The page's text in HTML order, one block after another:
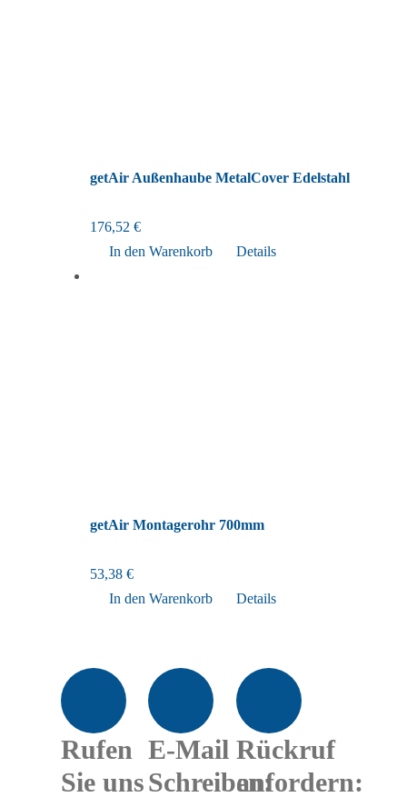
getAir Außenhaube MetalCover Edelstahl
176,52€
In den Warenkorb
Details
getAir Montagerohr 700mm
53,38€
In den Warenkorb
Details
Rufen
Sie uns
E-Mail
Schreiben:
Rückruf
anfordern: